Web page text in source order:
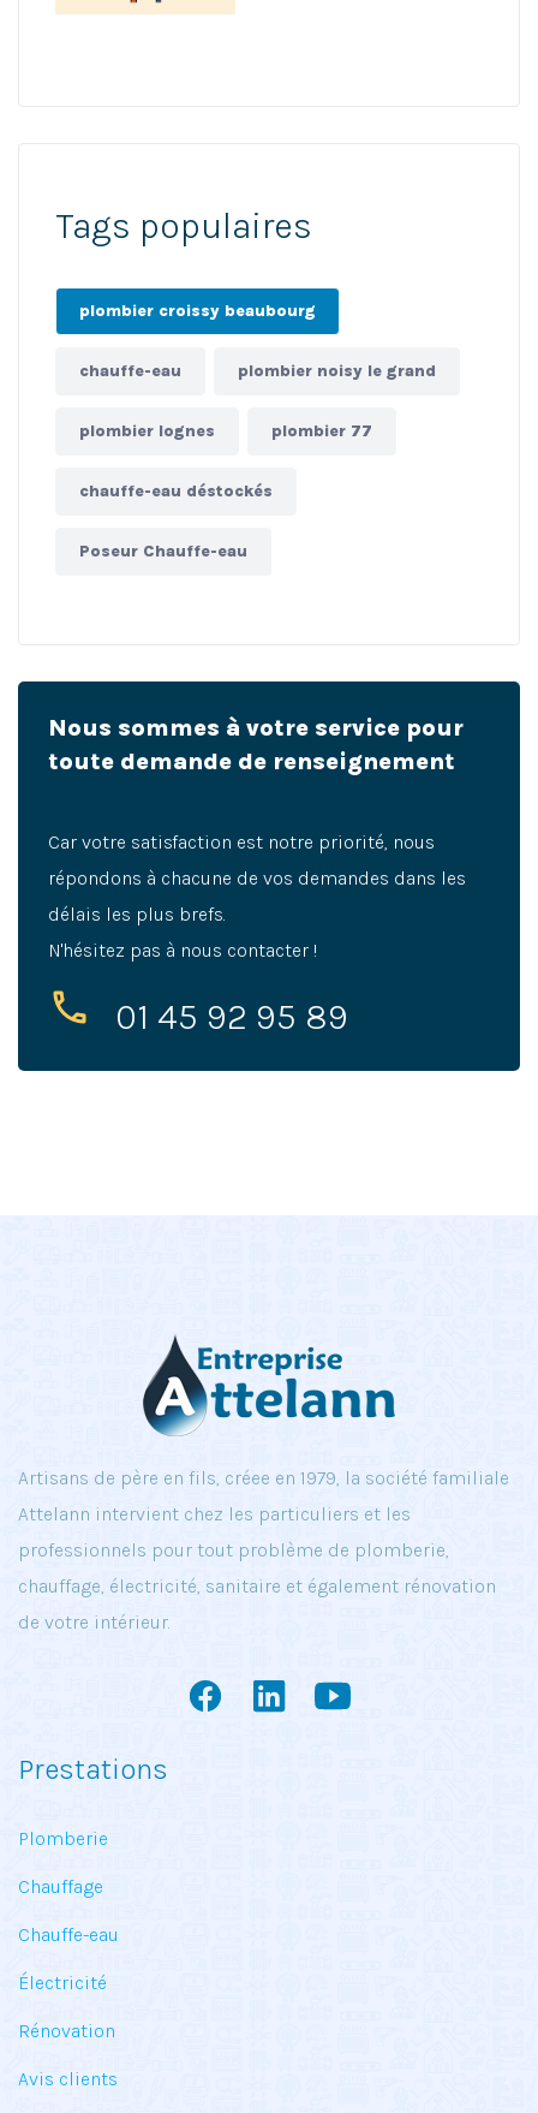
Tags populaires
plombier croissy beaubourg
chauffe-eau plombier noisy le grand
plombier lognes plombier 77
chauffe-eau déstockés
Poseur Chauffe-eau
Nous sommes à votre service pour
toute demande de renseignement
Car votre satisfaction est notre priorité, nous
répondons à chacune de vos demandes dans les
délais les plus brefs.
N'hésitez pas à nous contacter !
01 45 92 95 89
Artisans de père en fils, créee en 1979, la société familiale
Attelann intervient chez les particuliers et les
professionnels pour tout problème de plomberie,
chauffage, électricité, sanitaire et également rénovation
de votre intérieur.
Prestations
Plomberie
Chauffage
Chauffe-eau
Électricité
Rénovation
Avis clients